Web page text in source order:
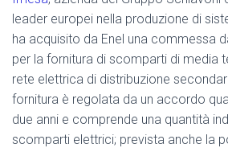
leader europei nella produzione di
ha acquisito da Enel una commessa
per la fornitura di scomparti di media
rete elettrica di distribuzione
fornitura è regolata da un accordo
due anni e comprende una quantità
scomparti elettrici; prevista anche la